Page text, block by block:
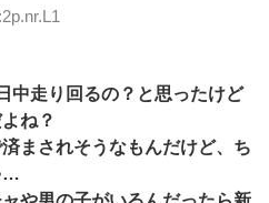
中走り回るの？と思ったけど
ね？
まされそうなもんだけど、ち
…